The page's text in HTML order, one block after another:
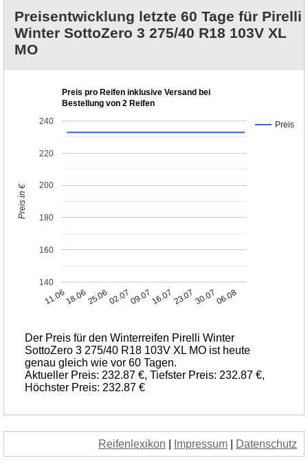
Preisentwicklung letzte 60 Tage für Pirelli
Winter SottoZero 3 275/40 R18 103V XL
MO
Preis pro Reifen inklusive Versand bei
Bestellung von 2 Reifen
Preis
11.0618.0625.0602.0709.0716.0723.0730.0706.08
140
160
180
200
220
240
Preis in €
Der Preis für den Winterreifen Pirelli Winter
SottoZero 3 275/40 R18 103V XL MO ist heute
genau gleich wie vor 60 Tagen.
Aktueller Preis: 232.87 €, Tiefster Preis: 232.87 €,
Höchster Preis: 232.87 €
Reifenlexikon Impressum Datenschutz